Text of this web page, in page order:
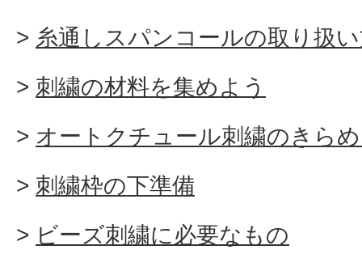
糸通しスパンコールの取り扱
刺繍の材料を集めよう
オートクチュール刺繍のきら
刺繍枠の下準備
ビーズ刺繍に必要なもの